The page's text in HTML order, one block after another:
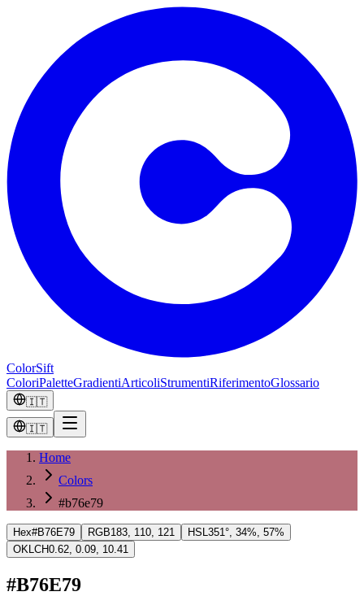
ColorSift
ColoriPaletteGradientiArticoliStrumentiRiferimentoGlossario
🇮🇹
🇮🇹
Home
Colors
#b76e79
Hex#B76E79 RGB183, 110, 121 HSL351°, 34%, 57%
OKLCH0.62, 0.09, 10.41
#B76E79